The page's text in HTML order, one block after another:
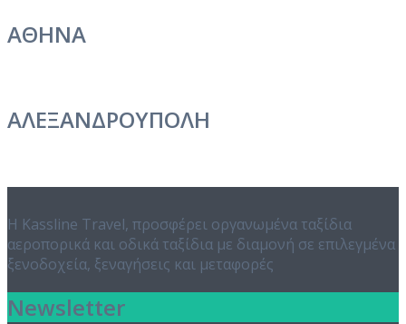
ΑΘΗΝΑ
ΑΛΕΞΑΝΔΡΟΥΠΟΛΗ
Η Kassline Travel, προσφέρει οργανωμένα ταξίδια
αεροπορικά και οδικά ταξίδια με διαμονή σε επιλεγμένα
ξενοδοχεία, ξεναγήσεις και μεταφορές
Newsletter